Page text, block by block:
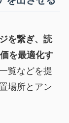
を繋ぎ、読
を最適化す
覧などを提
場所とアン